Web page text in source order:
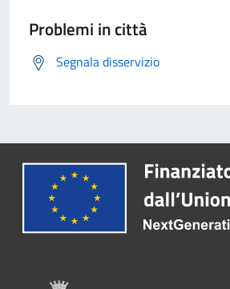
Problemi in città
Segnala disservizio